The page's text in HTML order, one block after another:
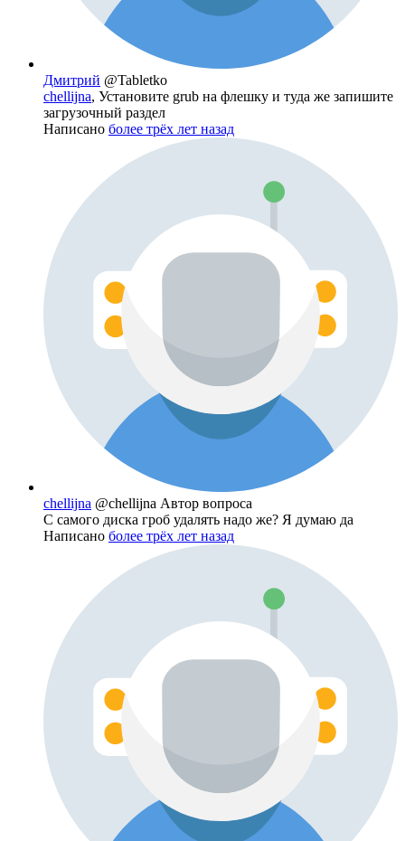
Дмитрий @Tabletko
chellijna, Установите grub на флешку и туда же запишите
загрузочный раздел
Написано более трёх лет назад
chellijna @chellijna Автор вопроса
C самого диска гроб удалять надо же? Я думаю да
Написано более трёх лет назад